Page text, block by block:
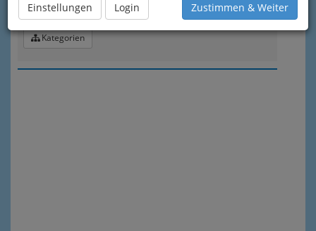
Einstellungen Login Zustimmen & Weiter
Karte & Routenplaner
Eintrag ändern
Kategorien